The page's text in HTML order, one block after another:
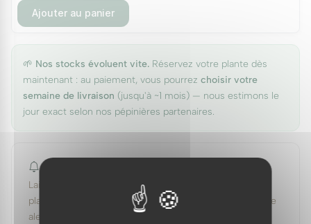
Ajouter au panier
🌱 Nos stocks évoluent vite. Réservez votre plante dès
maintenant : au paiement, vous pourrez choisir votre
semaine de livraison (jusqu'à ~1 mois) — nous estimons le
jour exact selon nos pépinières partenaires.
Prévenez-moi du retour en stock
Laissez votre email : nous vous écrirons dès que cette
plante sera de nouveau disponible. Pas de spam — cette
alerte est à usage unique.